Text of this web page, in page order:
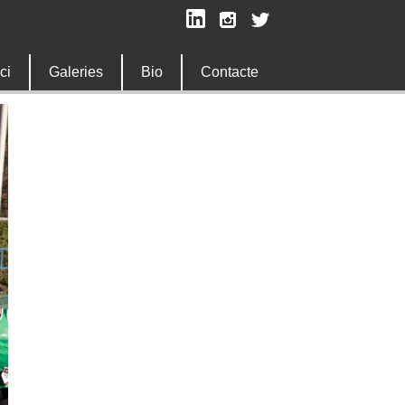
Galeries Bio Contacte